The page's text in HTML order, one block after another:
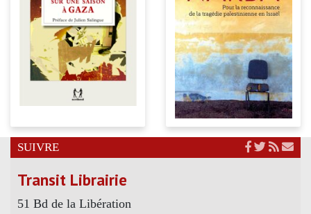
SUIVRE
Transit Librairie
51 Bd de la Libération